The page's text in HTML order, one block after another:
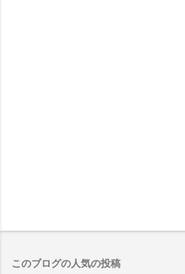
このブログの人気の投稿